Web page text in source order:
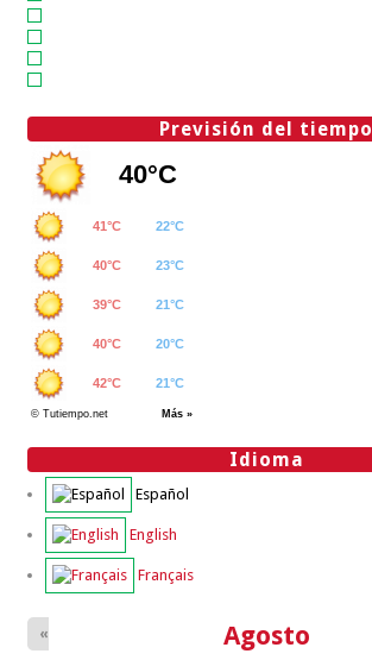
Previsión del tiempo
Idioma
Español
English
Français
Agosto
«